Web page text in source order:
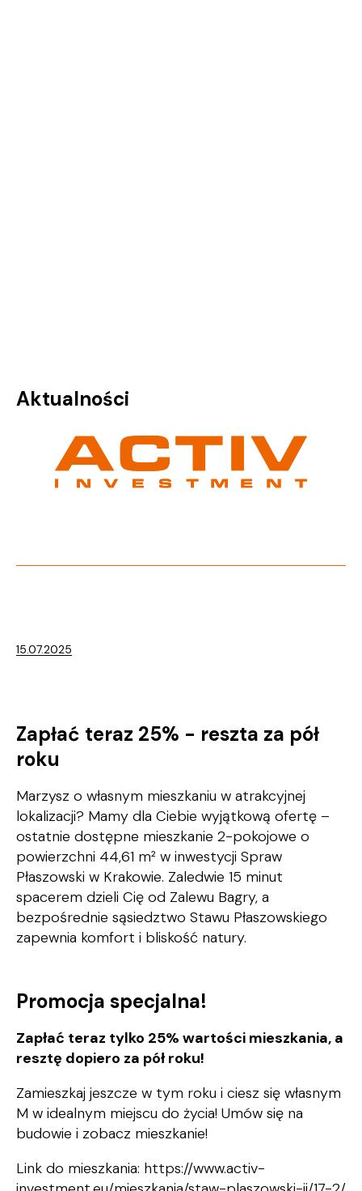
Aktualności
15.07.2025
Zapłać teraz 25% - reszta za pół
roku
Marzysz o własnym mieszkaniu w atrakcyjnej
lokalizacji? Mamy dla Ciebie wyjątkową ofertę –
ostatnie dostępne mieszkanie 2-pokojowe o
powierzchni 44,61 m² w inwestycji Spraw
Płaszowski w Krakowie. Zaledwie 15 minut
spacerem dzieli Cię od Zalewu Bagry, a
bezpośrednie sąsiedztwo Stawu Płaszowskiego
zapewnia komfort i bliskość natury.
Promocja specjalna!
Zapłać teraz tylko 25% wartości mieszkania, a
resztę dopiero za pół roku!
Zamieszkaj jeszcze w tym roku i ciesz się własnym
M w idealnym miejscu do życia! Umów się na
budowie i zobacz mieszkanie!
Link do mieszkania: https://www.activ-